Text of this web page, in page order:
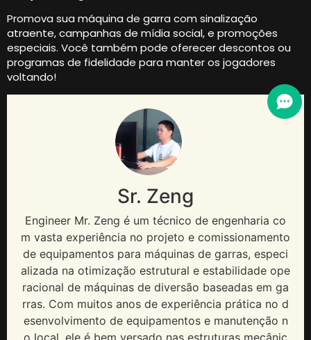
Promova sua máquina de garra com sinalização
atraente, campanhas de mídia social, e promoções
especiais. Você também pode oferecer descontos ou
programas de fidelidade para manter os jogadores
voltando!
Sr. Zeng
Engineer Mr. Zeng é um técnico de engenharia co
m vasta experiência no projeto e comissionamento
de equipamentos para máquinas de garras, especi
alizada na otimização estrutural e estabilidade ope
racional de máquinas de diversão baseadas em ga
rras. Com muitos anos de experiência prática no d
esenvolvimento de equipamentos e manutenção n
o local, ele é bem versado nas estruturas mecânic